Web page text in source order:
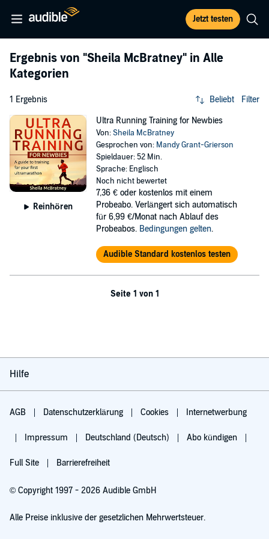
Jetzt testen
Ergebnis von "Sheila McBratney" in Alle
Kategorien
1 Ergebnis Beliebt Filter
Reinhören
Ultra Running Training for Newbies
Von:Sheila McBratney
Gesprochen von: Mandy Grant-Grierson
Spieldauer: 52 Min.
Sprache: Englisch
Noch nicht bewertet
7,36 € oder kostenlos mit einem
Probeabo. Verlängert sich automatisch
für 6,99 €/Monat nach Ablauf des
Probeabos. Bedingungen gelten.
Audible Standard kostenlos testen
Seite 1 von 1
Hilfe
AGB Datenschutzerklärung Cookies Internetwerbung
Impressum Deutschland (Deutsch) Abo kündigen
Full Site Barrierefreiheit
© Copyright 1997 - 2026 Audible GmbH
Alle Preise inklusive der gesetzlichen Mehrwertsteuer.